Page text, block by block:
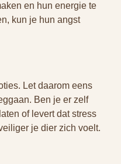
en hun energie te
kun je hun angst
Let daarom eens
Ben je er zelf
of levert dat stress
je dier zich voelt.